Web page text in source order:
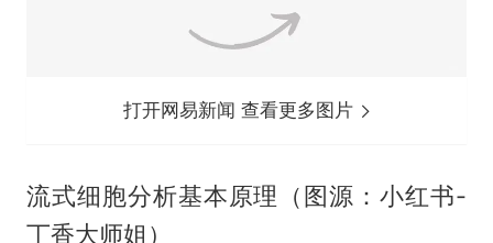
打开网易新闻 查看更多图片
流式细胞分析基本原理（图源：小红书-
丁香大师姐）